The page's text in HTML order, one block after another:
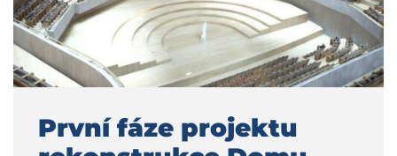
První fáze projektu